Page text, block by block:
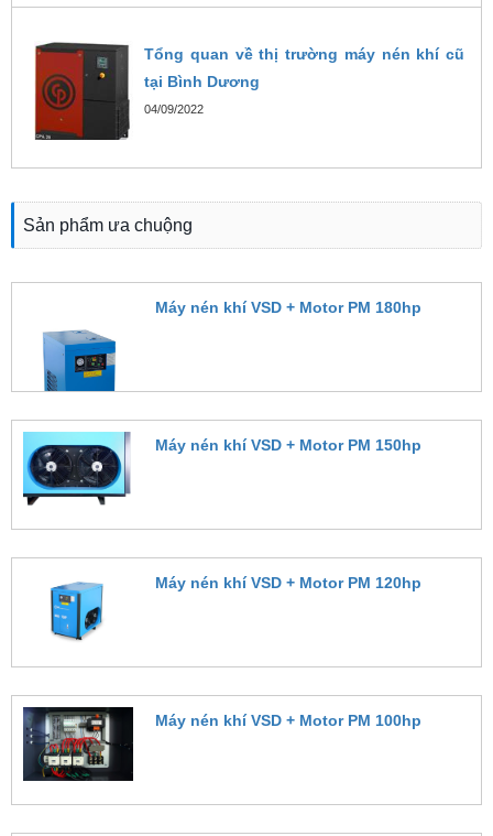
Tổng quan về thị trường máy nén khí cũ
tại Bình Dương
04/09/2022
Sản phẩm ưa chuộng
Máy nén khí VSD + Motor PM 180hp
Máy nén khí VSD + Motor PM 150hp
Máy nén khí VSD + Motor PM 120hp
Máy nén khí VSD + Motor PM 100hp